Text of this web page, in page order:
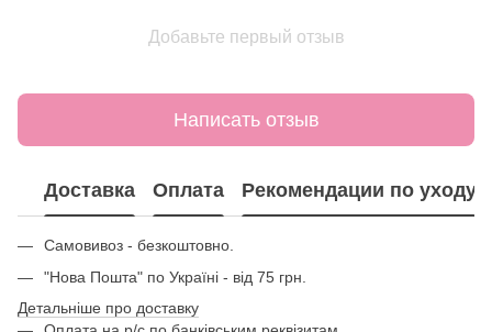
Добавьте первый отзыв
Написать отзыв
Доставка Оплата Рекомендации по уходу
Самовивоз - безкоштовно.
"Нова Пошта" по Україні - від 75 грн.
Детальніше про доставку